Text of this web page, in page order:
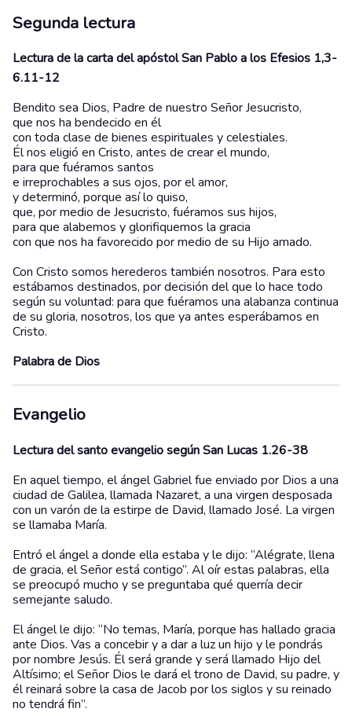
Segunda lectura
Lectura de la carta del apóstol San Pablo a los Efesios 1,3-
6.11-12
Bendito sea Dios, Padre de nuestro Señor Jesucristo,
que nos ha bendecido en él
con toda clase de bienes espirituales y celestiales.
Él nos eligió en Cristo, antes de crear el mundo,
para que fuéramos santos
e irreprochables a sus ojos, por el amor,
y determinó, porque así lo quiso,
que, por medio de Jesucristo, fuéramos sus hijos,
para que alabemos y glorifiquemos la gracia
con que nos ha favorecido por medio de su Hijo amado.
Con Cristo somos herederos también nosotros. Para esto
estábamos destinados, por decisión del que lo hace todo
según su voluntad: para que fuéramos una alabanza continua
de su gloria, nosotros, los que ya antes esperábamos en
Cristo.
Palabra de Dios
Evangelio
Lectura del santo evangelio según San Lucas 1.26-38
En aquel tiempo, el ángel Gabriel fue enviado por Dios a una
ciudad de Galilea, llamada Nazaret, a una virgen desposada
con un varón de la estirpe de David, llamado José. La virgen
se llamaba María.
Entró el ángel a donde ella estaba y le dijo: “Alégrate, llena
de gracia, el Señor está contigo”. Al oír estas palabras, ella
se preocupó mucho y se preguntaba qué querría decir
semejante saludo.
El ángel le dijo: “No temas, María, porque has hallado gracia
ante Dios. Vas a concebir y a dar a luz un hijo y le pondrás
por nombre Jesús. Él será grande y será llamado Hijo del
Altísimo; el Señor Dios le dará el trono de David, su padre, y
él reinará sobre la casa de Jacob por los siglos y su reinado
no tendrá fin”.